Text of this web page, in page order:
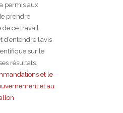
permis aux
prendre
ce travail
l’avis
sur le
résultats.
et le
et au